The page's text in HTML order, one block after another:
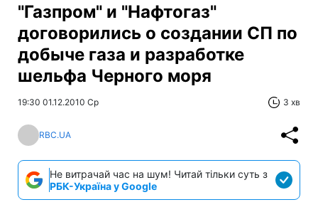
"Газпром" и "Нафтогаз"
договорились о создании СП по
добыче газа и разработке
шельфа Черного моря
19:30 01.12.2010 Ср 3 хв
RBC.UA
Не витрачай час на шум! Читай тільки суть з
РБК-Україна у Google